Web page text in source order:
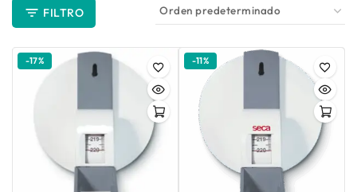
FILTRO
-17% -11%